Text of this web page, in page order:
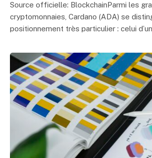
Source officielle: BlockchainParmi les
cryptomonnaies, Cardano (ADA) se
positionnement très particulier : celui